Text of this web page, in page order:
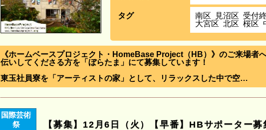
タグ 南区 見沼区 受付
大宮区 北区 桜区
《ホームベースプロジェクト・HomeBase Project（HB）》のご来場者
伝いしてくださる方を「ぼらたま」にて募集しています！
東玉社員寮を「アーティストの家」として、リラックスした中で空…
国際芸術
祭
【募集】12月6日（火）【早番】HBサポーター募